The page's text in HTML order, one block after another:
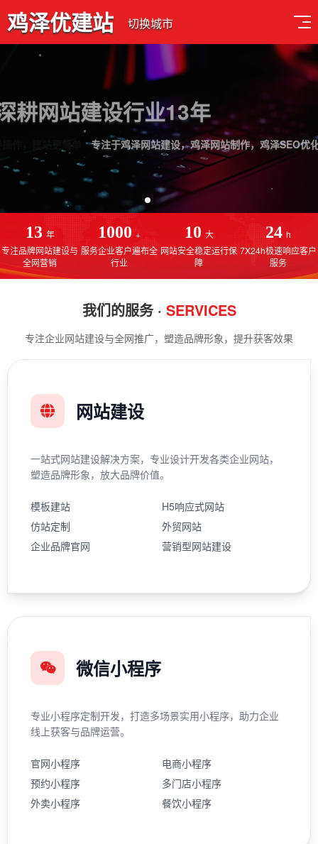
鸡泽优建站 切换城市
深耕网站建设行业13年
专注于鸡泽网站建设，鸡泽网站制作，鸡泽SEO优化排名
13 年
专注品牌网站建设与
全网营销
1000 +
服务企业客户遍布全
行业
10 大
网站安全稳定运行保
障
24 h
7X24h极速响应客户
服务
我们的服务 · SERVICES
专注企业网站建设与全网推广，塑造品牌形象，提升获客效果
网站建设
一站式网站建设解决方案，专业设计开发各类企业网站，
塑造品牌形象，放大品牌价值。
模板建站
H5响应式网站
仿站定制
外贸网站
企业品牌官网
营销型网站建设
微信小程序
专业小程序定制开发，打造多场景实用小程序，助力企业
线上获客与品牌运营。
官网小程序
电商小程序
预约小程序
多门店小程序
外卖小程序
餐饮小程序